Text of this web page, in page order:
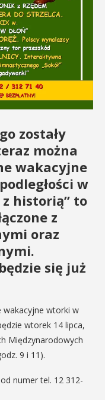
zostały
można
wakacyjne
w
historią” to
z
oraz
się już
wakacyjne wtorki w
wtorek 14 lipca,
Międzynarodowych
9 i 11).
numer tel. 12 312-